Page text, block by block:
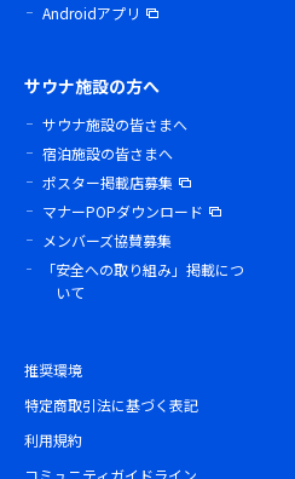
Androidアプリ
サウナ施設の方へ
サウナ施設の皆さまへ
宿泊施設の皆さまへ
ポスター掲載店募集
マナーPOPダウンロード
メンバーズ協賛募集
「安全への取り組み」掲載につ
いて
推奨環境
特定商取引法に基づく表記
利用規約
コミュニティガイドライン